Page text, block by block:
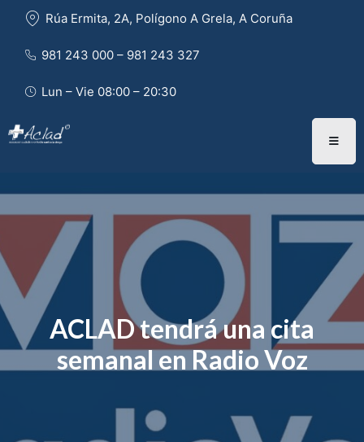
Rúa Ermita, 2A, Polígono A Grela, A Coruña
981 243 000 – 981 243 327
Lun – Vie 08:00 – 20:30
ACLAD tendrá una cita
semanal en Radio Voz